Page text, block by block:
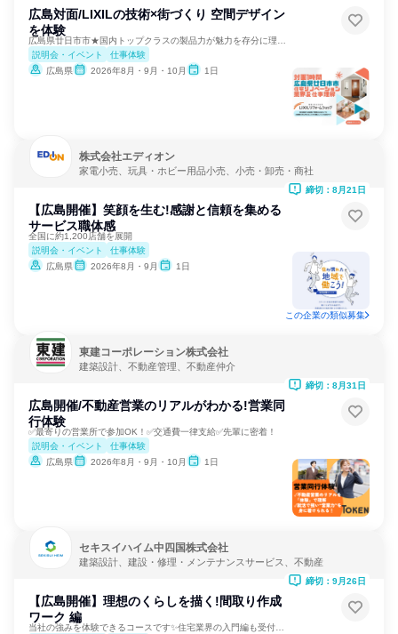
広島対面/LIXILの技術×街づくり 空間デザイン
を体験
説明会・イベント
仕事体験
広島県
2026年8月・9月・10月 1日
株式会社エディオン
家電小売、玩具・ホビー用品小売、小売・卸売・商社
【広島開催】笑顔を生む!感謝と信頼を集める
サービス職体感
全国に約1,200店舗を展開
説明会・イベント
仕事体験
広島県
2026年8月・9月 1日
締切：8月21日
この企業の類似募集
東建コーポレーション株式会社
建築設計、不動産管理、不動産仲介
広島開催/不動産営業のリアルがわかる!営業同
行体験
✅最寄りの営業所で参加OK！✅交通費一律支給✅先輩に密着！
説明会・イベント
仕事体験
広島県
2026年8月・9月・10月 1日
締切：8月31日
セキスイハイム中四国株式会社
建築設計、建設・修理・メンテナンスサービス、不動産
【広島開催】理想のくらしを描く!間取り作成
ワーク 編
締切：9月26日